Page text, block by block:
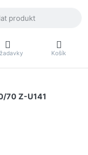
Košík
70 Z-U141